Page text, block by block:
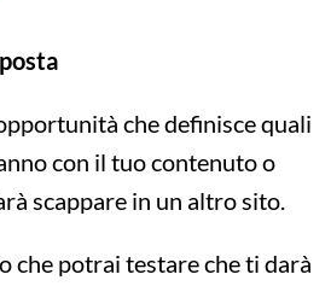
che definisce quali
con il tuo contenuto o
scappare in un altro sito.
che potrai testare che ti darà